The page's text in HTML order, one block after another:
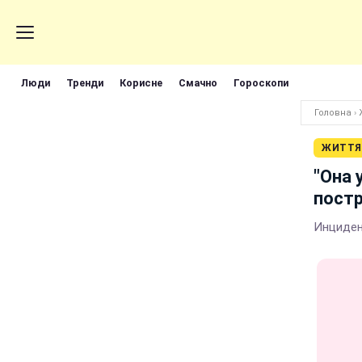
Люди Тренди Корисне Смачно Гороскопи
Головна ›
ЖИТТЯ
"Она